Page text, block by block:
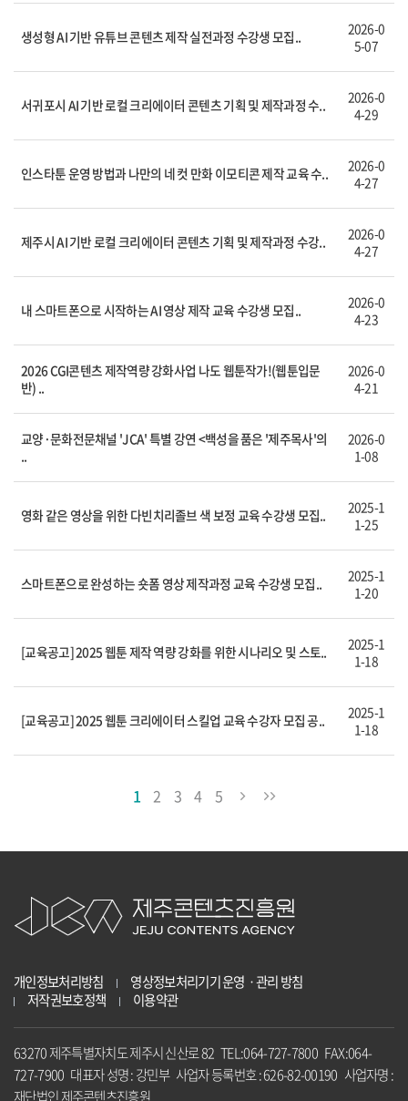
생성형 AI 기반 유튜브 콘텐츠 제작 실전과정 수강생 모집..
2026-0
5-07
서귀포시 AI 기반 로컬 크리에이터 콘텐츠 기획 및 제작과정 수..
2026-0
4-29
인스타툰 운영 방법과 나만의 네 컷 만화 이모티콘 제작 교육 수..
2026-0
4-27
제주시 AI 기반 로컬 크리에이터 콘텐츠 기획 및 제작과정 수강..
2026-0
4-27
내 스마트폰으로 시작하는 AI 영상 제작 교육 수강생 모집..
2026-0
4-23
2026 CGI콘텐츠 제작역량 강화사업 나도 웹툰작가!(웹툰입문
반) ..
2026-0
4-21
교양·문화전문채널 'JCA' 특별 강연 <백성을 품은 '제주목사'의
..
2026-0
1-08
영화 같은 영상을 위한 다빈치리졸브 색 보정 교육 수강생 모집..
2025-1
1-25
스마트폰으로 완성하는 숏폼 영상 제작과정 교육 수강생 모집..
2025-1
1-20
[교육공고] 2025 웹툰 제작 역량 강화를 위한 시나리오 및 스토..
2025-1
1-18
[교육공고] 2025 웹툰 크리에이터 스킬업 교육 수강자 모집 공..
2025-1
1-18
1 2 3 4 5
개인정보처리방침
영상정보처리기기 운영ㆍ관리 방침
저작권보호정책
이용약관
63270 제주특별자치도 제주시 신산로 82 TEL:064-727-7800 FAX:064-
727-7900 대표자 성명 : 강민부 사업자 등록번호 : 626-82-00190 사업자명 :
재단법인 제주콘텐츠진흥원